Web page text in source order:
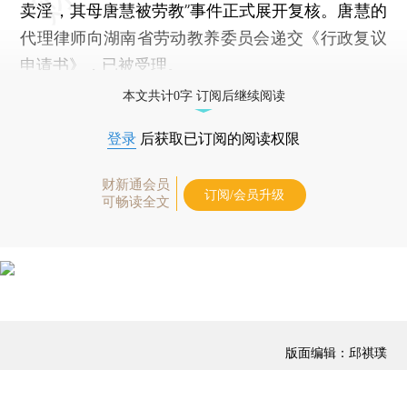
卖淫，其母唐慧被劳教”事件正式展开复核。唐慧的
代理律师向湖南省劳动教养委员会递交《行政复议
申请书》，已被受理。
本文共计0字 订阅后继续阅读
登录 后获取已订阅的阅读权限
财新通会员
可畅读全文
订阅/会员升级
版面编辑：邱祺璞